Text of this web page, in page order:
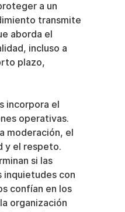
a un
transmite
aborda el
incluso a
plazo,
incorpora el
operativas.
moderación, el
y el respeto.
si las
inquietudes con
confían en los
organización